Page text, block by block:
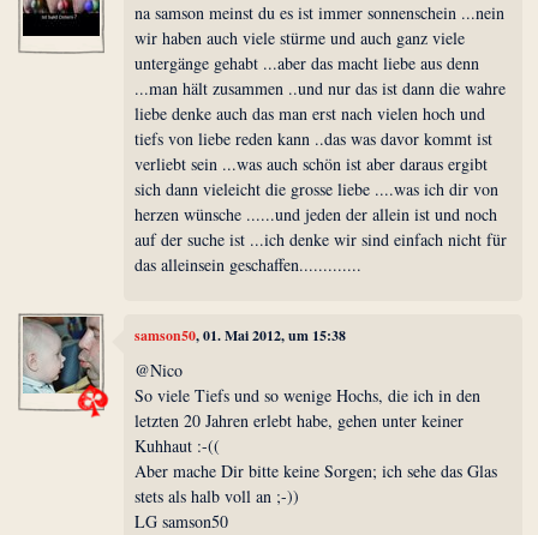
na samson meinst du es ist immer sonnenschein ...nein
wir haben auch viele stürme und auch ganz viele
untergänge gehabt ...aber das macht liebe aus denn
...man hält zusammen ..und nur das ist dann die wahre
liebe denke auch das man erst nach vielen hoch und
tiefs von liebe reden kann ..das was davor kommt ist
verliebt sein ...was auch schön ist aber daraus ergibt
sich dann vieleicht die grosse liebe ....was ich dir von
herzen wünsche ......und jeden der allein ist und noch
auf der suche ist ...ich denke wir sind einfach nicht für
das alleinsein geschaffen.............
samson50, 01. Mai 2012, um 15:38
@Nico
So viele Tiefs und so wenige Hochs, die ich in den
letzten 20 Jahren erlebt habe, gehen unter keiner
Kuhhaut :-((
Aber mache Dir bitte keine Sorgen; ich sehe das Glas
stets als halb voll an ;-))
LG samson50